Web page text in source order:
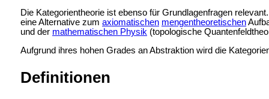
Die Kategorientheorie ist ebenso für Grundlagenfragen
eine Alternative zum axiomatischen mengentheoretischen
und der mathematischen Physik (topologische
Aufgrund ihres hohen Grades an Abstraktion wird die
Definitionen